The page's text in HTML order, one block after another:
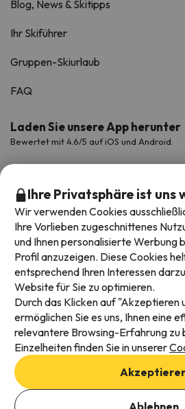
Daten hinzufügen, um Verfügbarkeit
Blog, News & Skitipps
Ihr Skiführer
Gruppen-Skiurlaub
FAQ
Laden Sie unsere App herunter
Bewertet mit 4.6/5 auf iOS und Android.
Verfügbare Zahlungsarten
Impressum und AGBs
Datenschutz
Cookies Richtlinien
Ihre Privatsphäre ist uns
Wir verwenden Cookies
Ihre Vorlieben zugeschnittenes
und Ihnen personalisierte Werbung
Profil anzuzeigen. Diese Cookies
entsprechend Ihren Interessen
Website für Sie zu optimieren.
Durch das Klicken auf "Akzeptieren
ermöglichen Sie es uns, Ihnen eine
relevantere Browsing-Erfahrung zu
Einzelheiten finden Sie in unserer
Ablehnen